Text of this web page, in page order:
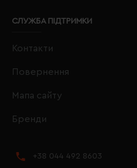
СЛУЖБА ПІДТРИМКИ
Контакти
Повернення
Мапа сайту
Бренди
+38 044 492 8603